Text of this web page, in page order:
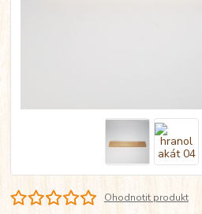
Ohodnotit produkt